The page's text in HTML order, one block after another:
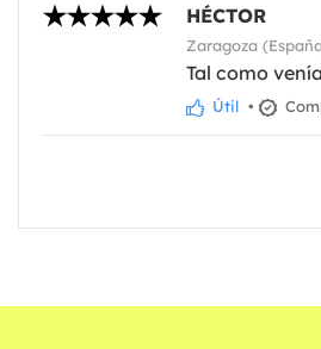
HÉCTOR
Zaragoza
Tal como
Útil •